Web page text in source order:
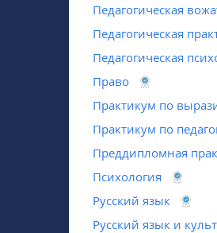
Педагогическая
Педагогическая
Педагогическая
Право
Практикум по
Практикум по
Преддипломная
Психология
Русский язык
Русский язык и